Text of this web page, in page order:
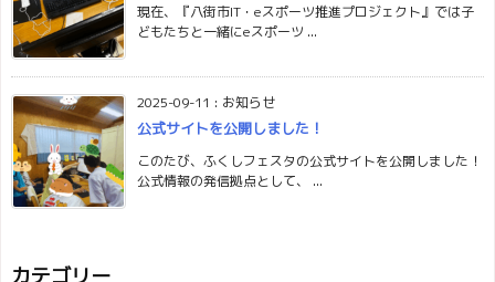
現在、『八街市IT・eスポーツ推進プロジェクト』では子
どもたちと一緒にeスポーツ ...
2025-09-11 : お知らせ
公式サイトを公開しました！
このたび、ふくしフェスタの公式サイトを公開しました！
公式情報の発信拠点として、 ...
カテゴリー